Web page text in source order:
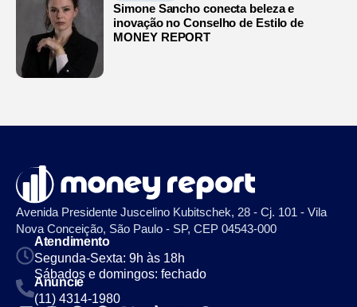
Simone Sancho conecta beleza e
inovação no Conselho de Estilo de
MONEY REPORT
Avenida Presidente Juscelino Kubitschek, 28 - Cj. 101 - Vila
Nova Conceição, São Paulo - SP, CEP 04543-000
Atendimento
Segunda-Sexta: 9h às 18h
Sábados e domingos: fechado
Anuncie
(11) 4314-1980